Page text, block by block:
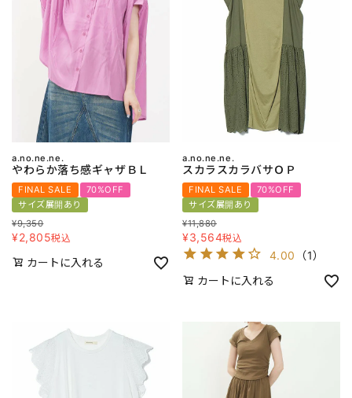
a.no.ne.ne.
やわらか落ち感ギャザＢＬ
FINAL SALE
70%OFF
サイズ展開あり
¥9,350
¥2,805税込
カートに入れる
a.no.ne.ne.
スカラスカラバサＯＰ
FINAL SALE
70%OFF
サイズ展開あり
¥11,880
¥3,564税込
4.00 （1）
カートに入れる